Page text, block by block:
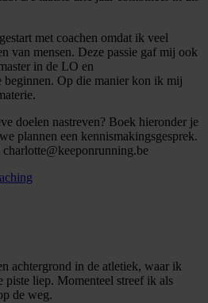
met coachen omdat ik veel
van mensen. Deze passie gaf mij ook
in de LO en
beginnen. Op die manier kon ik mij
doelen nastreven? Boek hieronder je
plannen een kennismakingsgesprek.
charlotte@keeponrunning.be
achtergrond in de atletiek, waar ik
piste liep. Momenteel streef ik als
de weg.